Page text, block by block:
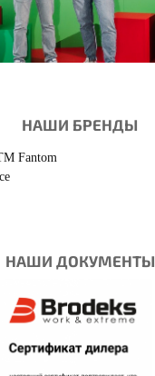
НАШИ БРЕНДЫ
НАШИ ДОКУМЕНТЫ